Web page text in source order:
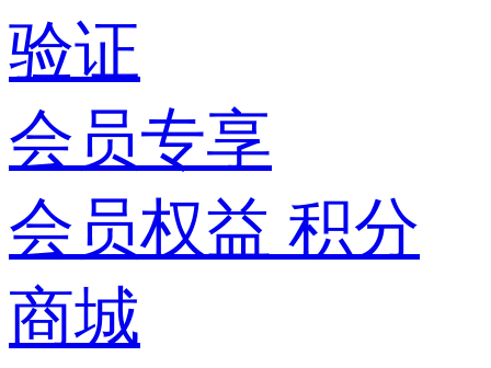
验证
会员专享
会员权益 积分
商城